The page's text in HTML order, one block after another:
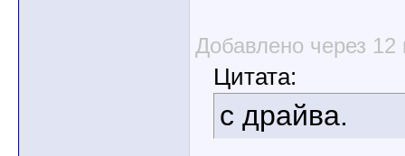
Добавлено через 12
Цитата:
с драйва.